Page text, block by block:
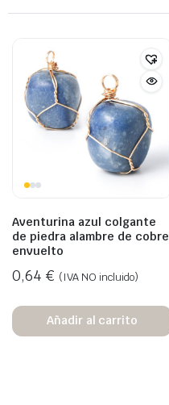
Aventurina azul colgante
de piedra alambre de cobre
envuelto
0,64 € (IVA NO incluido)
Añadir al carrito